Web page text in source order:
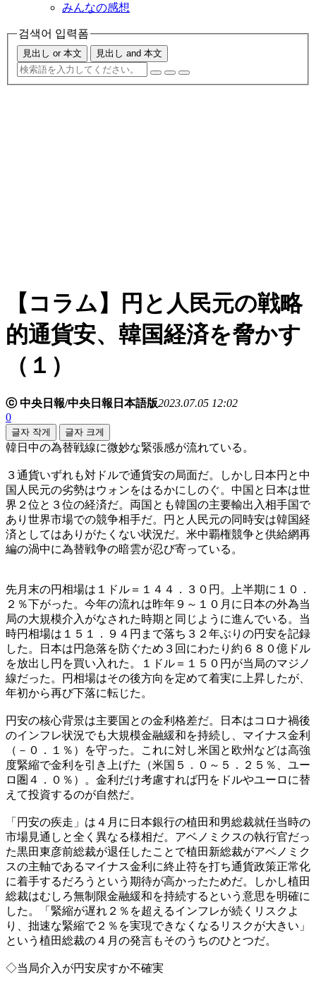
みんなの感想
검색어 입력폼
見出し or 本文 見出し and 本文
【コラム】円と人民元の戦略
的通貨安、韓国経済を脅かす
（１）
ⓒ 中央日報/中央日報日本語版2023.07.05 12:02
0
글자 작게 글자 크게
韓日中の為替戦線に微妙な緊張感が流れている。
３通貨いずれも対ドルで通貨安の局面だ。しかし日本円と中
国人民元の劣勢はウォンをはるかにしのぐ。中国と日本は世
界２位と３位の経済だ。両国とも韓国の主要輸出入相手国で
あり世界市場での競争相手だ。円と人民元の同時安は韓国経
済としてはありがたくない状況だ。米中覇権競争と供給網再
編の渦中に為替戦争の暗雲が忍び寄っている。
先月末の円相場は１ドル＝１４４．３０円。上半期に１０．
２％下がった。今年の流れは昨年９～１０月に日本の外為当
局の大規模介入がなされた時期と同じように進んでいる。当
時円相場は１５１．９４円まで落ち３２年ぶりの円安を記録
した。日本は円急落を防ぐため３回にわたり約６８０億ドル
を放出し円を買い入れた。１ドル＝１５０円が当局のマジノ
線だった。円相場はその後方向を定めて着実に上昇したが、
年初から再び下落に転じた。
円安の核心背景は主要国との金利格差だ。日本はコロナ禍後
のインフレ状況でも大規模金融緩和を持続し、マイナス金利
（－０．１％）を守った。これに対し米国と欧州などは高強
度緊縮で金利を引き上げた（米国５．０～５．２５％、ユー
ロ圏４．０％）。金利だけ考慮すれば円をドルやユーロに替
えて投資するのが自然だ。
「円安の疾走」は４月に日本銀行の植田和男総裁就任当時の
市場見通しと全く異なる様相だ。アベノミクスの執行官だっ
た黒田東彦前総裁が退任したことで植田新総裁がアベノミク
スの主軸であるマイナス金利に終止符を打ち通貨政策正常化
に着手するだろうという期待が高かったためだ。しかし植田
総裁はむしろ無制限金融緩和を持続するという意思を明確に
した。「緊縮が遅れ２％を超えるインフレが続くリスクよ
り、拙速な緊縮で２％を実現できなくなるリスクが大きい」
という植田総裁の４月の発言もそのうちのひとつだ。
◇当局介入が円安戻すか不確実